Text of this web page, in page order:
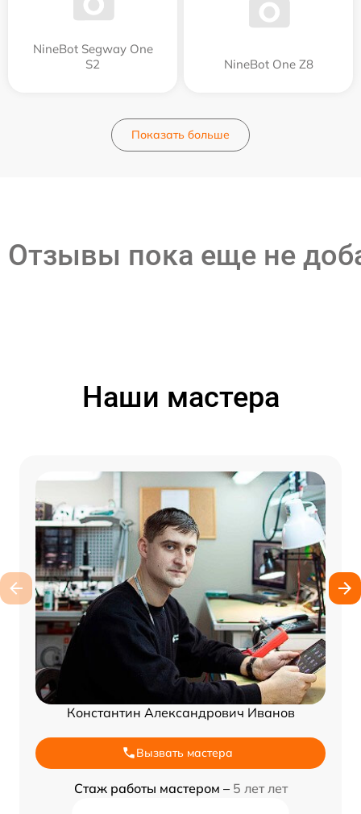
NineBot Segway One
S2
NineBot One Z8
Показать больше
Отзывы пока еще не
Наши мастера
Константин Александрович Иванов
Вызвать мастера
Стаж работы мастером – 5 лет лет